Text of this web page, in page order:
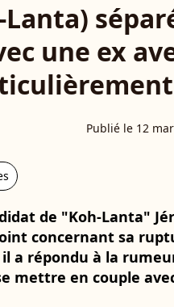
Lanta)
une ex
Publié le 12
de "Koh-Lanta"
concernant sa
a répondu à la
mettre en couple